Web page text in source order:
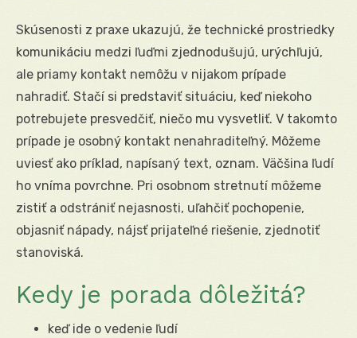
Skúsenosti z praxe ukazujú, že technické prostriedky
komunikáciu medzi ľuďmi zjednodušujú, urýchľujú,
ale priamy kontakt nemôžu v nijakom prípade
nahradiť. Stačí si predstaviť situáciu, keď niekoho
potrebujete presvedčiť, niečo mu vysvetliť. V takomto
prípade je osobný kontakt nenahraditeľný. Môžeme
uviesť ako príklad, napísaný text, oznam. Väčšina ľudí
ho vníma povrchne. Pri osobnom stretnutí môžeme
zistiť a odstrániť nejasnosti, uľahčiť pochopenie,
objasniť nápady, nájsť prijateľné riešenie, zjednotiť
stanoviská.
Kedy je porada dôležitá?
keď ide o vedenie ľudí